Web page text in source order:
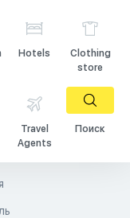
Hotels
Clothing
store
Travel
Agents
Поиск